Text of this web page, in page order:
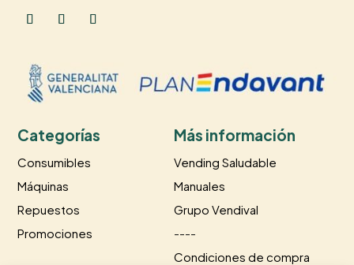
Categorías
Consumibles
Máquinas
Repuestos
Promociones
Más información
Vending Saludable
Manuales
Grupo Vendival
----
Condiciones de compra